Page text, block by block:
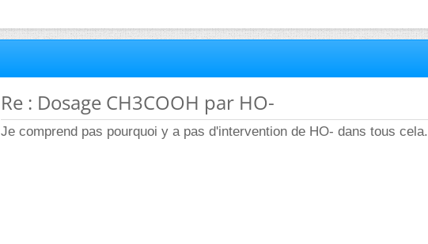
Re : Dosage CH3COOH par HO-
Je comprend pas pourquoi y a pas d'intervention de HO- dans tous cela.